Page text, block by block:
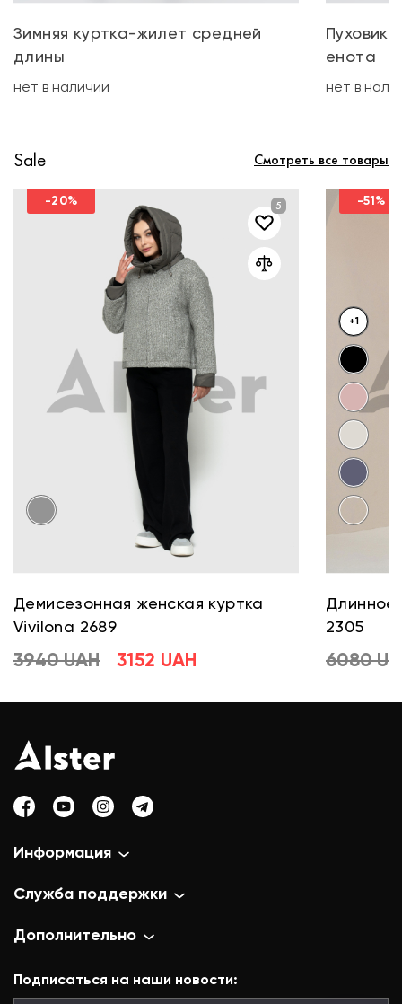
Зимняя куртка-жилет средней
длины
нет в наличии
Пуховик
енота
нет в
Sale Смотреть все товары
-20%
Демисезонная женская куртка
Vivilona 2689
3940 UAH 3152 UAH
-51%
+1
Длинное
2305
6080
Информация
Служба поддержки
Дополнительно
Подписаться на наши новости: